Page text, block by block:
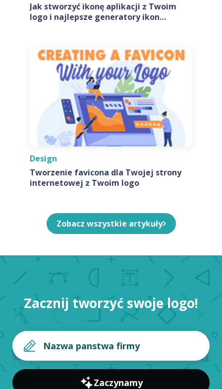
Jak stworzyć ikonę aplikacji z Twoim
logo i najlepsze generatory ikon
Design
Tworzenie favicona dla Twojej strony
internetowej z Twoim logo
Zobacz wszystkie artykuły
Zacznij tworzyć swoje logo!
Zaczynamy